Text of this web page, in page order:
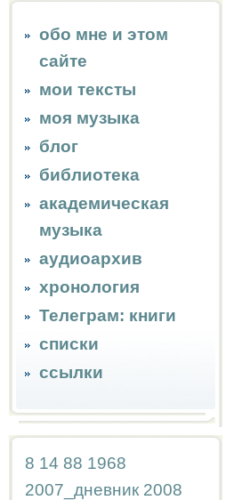
обо мне и этом
сайте
мои тексты
моя музыка
блог
библиотека
академическая
музыка
аудиоархив
хронология
Телеграм: книги
списки
ссылки
8 14 88 1968
2007_дневник 2008